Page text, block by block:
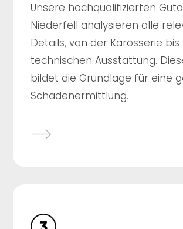
Unsere hochqualifizierten
Niederfell analysieren alle
Details, von der Karosserie bis
technischen Ausstattung.
bildet die Grundlage für eine
Schadenermittlung.